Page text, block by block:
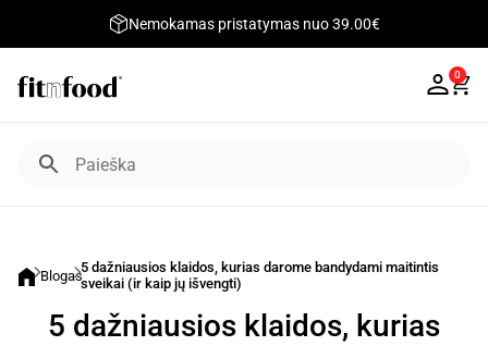
Nemokamas pristatymas nuo 39.00€
0
Blogas5 dažniausios klaidos, kurias darome bandydami maitintis
sveikai (ir kaip jų išvengti)
5 dažniausios klaidos, kurias